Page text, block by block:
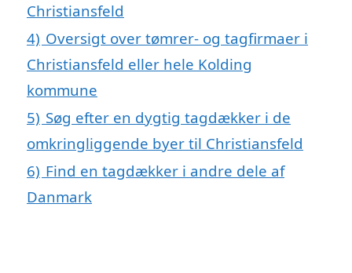
Christiansfeld
4) Oversigt over tømrer- og tagfirmaer i
Christiansfeld eller hele Kolding
kommune
5) Søg efter en dygtig tagdækker i de
omkringliggende byer til Christiansfeld
6) Find en tagdækker i andre dele af
Danmark